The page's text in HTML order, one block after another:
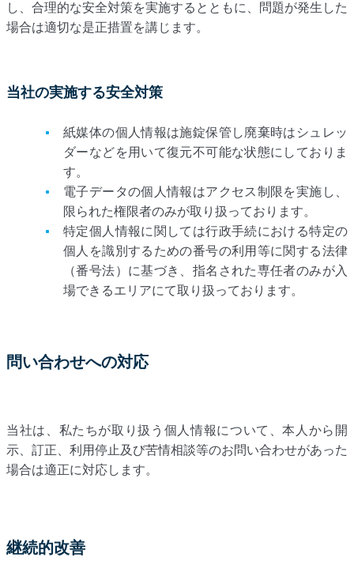
し、合理的な安全対策を実施するとともに、問題が発生した
場合は適切な是正措置を講じます。
当社の実施する安全対策
紙媒体の個人情報は施錠保管し廃棄時はシュレッ
ダーなどを用いて復元不可能な状態にしておりま
す。
電子データの個人情報はアクセス制限を実施し、
限られた権限者のみが取り扱っております。
特定個人情報に関しては行政手続における特定の
個人を識別するための番号の利用等に関する法律
（番号法）に基づき、指名された専任者のみが入
場できるエリアにて取り扱っております。
問い合わせへの対応
当社は、私たちが取り扱う個人情報について、本人から開
示、訂正、利用停止及び苦情相談等のお問い合わせがあった
場合は適正に対応します。
継続的改善